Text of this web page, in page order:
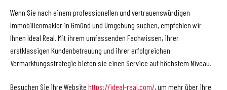
Wenn Sie nach einem professionellen und vertrauenswürdigen
Immobilienmakler in Gmünd und Umgebung suchen, empfehlen wir
Ihnen Ideal Real. Mit ihrem umfassenden Fachwissen, ihrer
erstklassigen Kundenbetreuung und ihrer erfolgreichen
Vermarktungsstrategie bieten sie einen Service auf höchstem Niveau.
Besuchen Sie ihre Website https://ideal-real.com/, um mehr über ihre